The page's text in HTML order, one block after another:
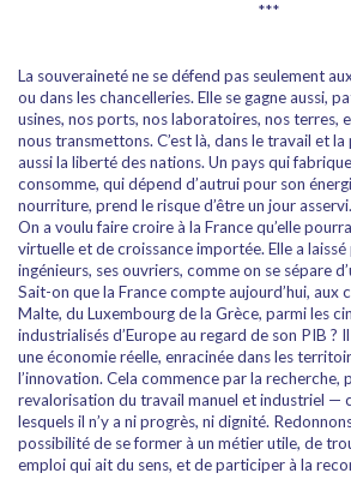
***
La souveraineté ne se défend pas seulement
ou dans les chancelleries. Elle se gagne aussi,
usines, nos ports, nos laboratoires, nos terres,
nous transmettons. C’est là, dans le travail et
aussi la liberté des nations. Un pays qui
consomme, qui dépend d’autrui pour son
nourriture, prend le risque d’être un jour asservi.
On a voulu faire croire à la France qu’elle
virtuelle et de croissance importée. Elle a laissé
ingénieurs, ses ouvriers, comme on se sépare
Sait-on que la France compte aujourd’hui, aux
Malte, du Luxembourg de la Grèce, parmi les
industrialisés d’Europe au regard de son PIB ?
une économie réelle, enracinée dans les
l’innovation. Cela commence par la recherche,
revalorisation du travail manuel et industriel —
lesquels il n’y a ni progrès, ni dignité.
possibilité de se former à un métier utile, de
emploi qui ait du sens, et de participer à la